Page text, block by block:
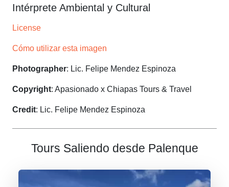
Intérprete Ambiental y Cultural
License
Cómo utilizar esta imagen
Photographer: Lic. Felipe Mendez Espinoza
Copyright: Apasionado x Chiapas Tours & Travel
Credit: Lic. Felipe Mendez Espinoza
Tours Saliendo desde Palenque